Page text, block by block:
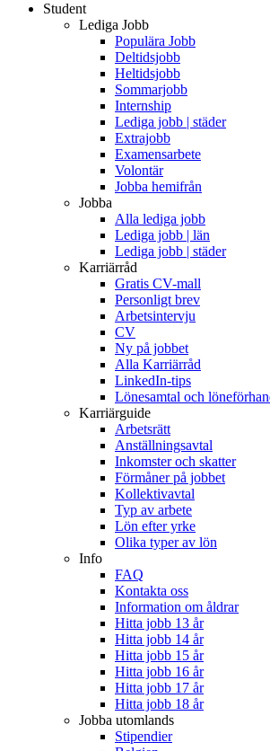
Student
Lediga Jobb
Populära Jobb
Deltidsjobb
Heltidsjobb
Sommarjobb
Internship
Lediga jobb | städer
Extrajobb
Examensarbete
Volontär
Jobba hemifrån
Jobba
Alla lediga jobb
Lediga jobb | län
Lediga jobb | städer
Karriärråd
Gratis CV-mall
Personligt brev
Arbetsintervju
CV
Ny på jobbet
Alla Karriärråd
LinkedIn-tips
Lönesamtal och
Karriärguide
Arbetsrätt
Anställningsavtal
Inkomster och skatter
Förmåner på jobbet
Kollektivavtal
Typ av arbete
Lön efter yrke
Olika typer av lön
Info
FAQ
Kontakta oss
Information om åldrar
Hitta jobb 13 år
Hitta jobb 14 år
Hitta jobb 15 år
Hitta jobb 16 år
Hitta jobb 17 år
Hitta jobb 18 år
Jobba utomlands
Stipendier